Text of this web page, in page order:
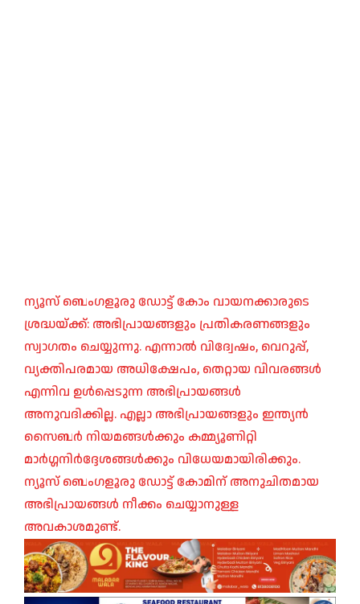
ന്യൂസ് ബെംഗളൂരു ഡോട്ട് കോം വായനക്കാരുടെ
ശ്രദ്ധയ്ക്ക്: അഭിപ്രായങ്ങളും പ്രതികരണങ്ങളും
സ്വാഗതം ചെയ്യുന്നു. എന്നാൽ വിദ്വേഷം, വെറുപ്പ്,
വ്യക്തിപരമായ അധിക്ഷേപം, തെറ്റായ വിവരങ്ങൾ
എന്നിവ ഉൾപ്പെടുന്ന അഭിപ്രായങ്ങൾ
അനുവദിക്കില്ല. എല്ലാ അഭിപ്രായങ്ങളും ഇന്ത്യൻ
സൈബർ നിയമങ്ങൾക്കും കമ്മ്യൂണിറ്റി
മാർഗ്ഗനിർദ്ദേശങ്ങൾക്കും വിധേയമായിരിക്കും.
ന്യൂസ് ബെംഗളൂരു ഡോട്ട് കോമിന് അനുചിതമായ
അഭിപ്രായങ്ങൾ നീക്കം ചെയ്യാനുള്ള
അവകാശമുണ്ട്.